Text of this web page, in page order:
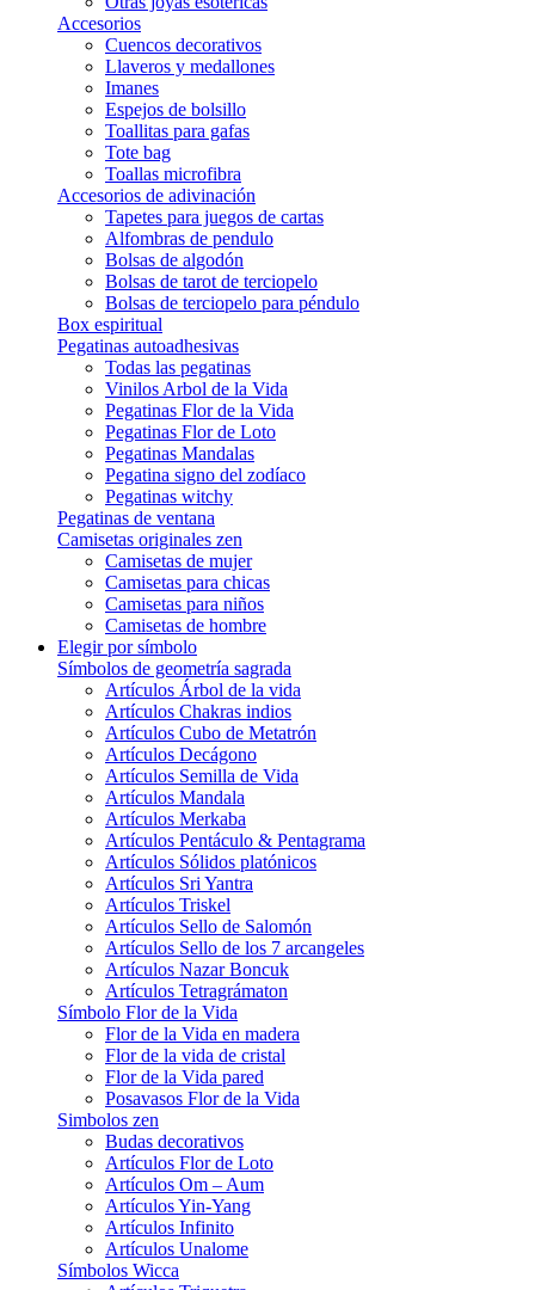
Accesorios
Cuencos decorativos
Llaveros y medallones
Imanes
Espejos de bolsillo
Toallitas para gafas
Tote bag
Toallas microfibra
Accesorios de adivinación
Tapetes para juegos de cartas
Alfombras de pendulo
Bolsas de algodón
Bolsas de tarot de terciopelo
Bolsas de terciopelo para péndulo
Box espiritual
Pegatinas autoadhesivas
Todas las pegatinas
Vinilos Arbol de la Vida
Pegatinas Flor de la Vida
Pegatinas Flor de Loto
Pegatinas Mandalas
Pegatina signo del zodíaco
Pegatinas witchy
Pegatinas de ventana
Camisetas originales zen
Camisetas de mujer
Camisetas para chicas
Camisetas para niños
Camisetas de hombre
Elegir por símbolo
Símbolos de geometría sagrada
Artículos Árbol de la vida
Artículos Chakras indios
Artículos Cubo de Metatrón
Artículos Decágono
Artículos Semilla de Vida
Artículos Mandala
Artículos Merkaba
Artículos Pentáculo & Pentagrama
Artículos Sólidos platónicos
Artículos Sri Yantra
Artículos Triskel
Artículos Sello de Salomón
Artículos Sello de los 7 arcangeles
Artículos Nazar Boncuk
Artículos Tetragrámaton
Símbolo Flor de la Vida
Flor de la Vida en madera
Flor de la vida de cristal
Flor de la Vida pared
Posavasos Flor de la Vida
Simbolos zen
Budas decorativos
Artículos Flor de Loto
Artículos Om – Aum
Artículos Yin-Yang
Artículos Infinito
Artículos Unalome
Símbolos Wicca